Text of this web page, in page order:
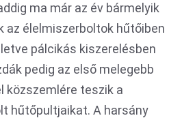
ma már az év bármelyik
az élelmiszerboltok hűtőiben
pálcikás kiszerelésben
pedig az első melegebb
közszemlére teszik a
hűtőpultjaikat. A harsány